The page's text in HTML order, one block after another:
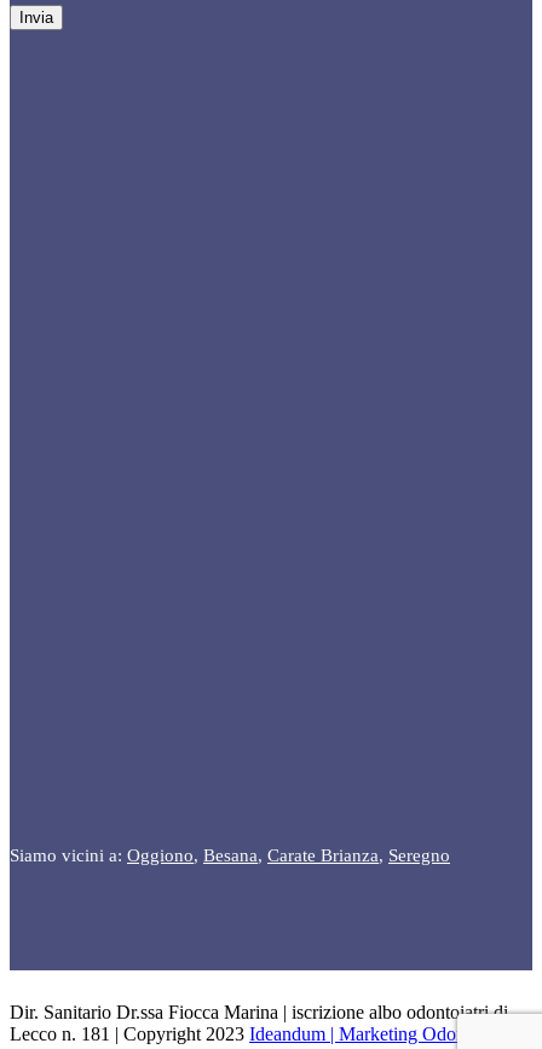
Siamo vicini a: Oggiono, Besana, Carate Brianza, Seregno
Dir. Sanitario Dr.ssa Fiocca Marina | iscrizione albo odontoiatri di
Lecco n. 181 | Copyright 2023 Ideandum | Marketing Odontoiatrico